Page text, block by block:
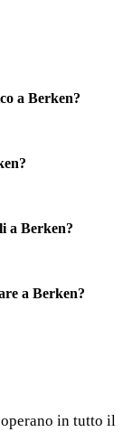
a Berken?
a Berken?
a Berken?
in tutto il